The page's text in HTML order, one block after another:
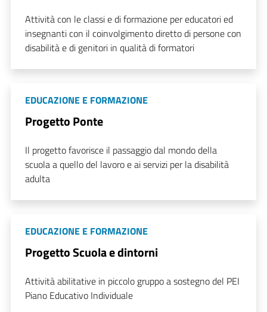
Attività con le classi e di formazione per educatori ed
insegnanti con il coinvolgimento diretto di persone con
disabilità e di genitori in qualità di formatori
EDUCAZIONE E FORMAZIONE
Progetto Ponte
Il progetto favorisce il passaggio dal mondo della
scuola a quello del lavoro e ai servizi per la disabilità
adulta
EDUCAZIONE E FORMAZIONE
Progetto Scuola e dintorni
Attività abilitative in piccolo gruppo a sostegno del PEI
Piano Educativo Individuale